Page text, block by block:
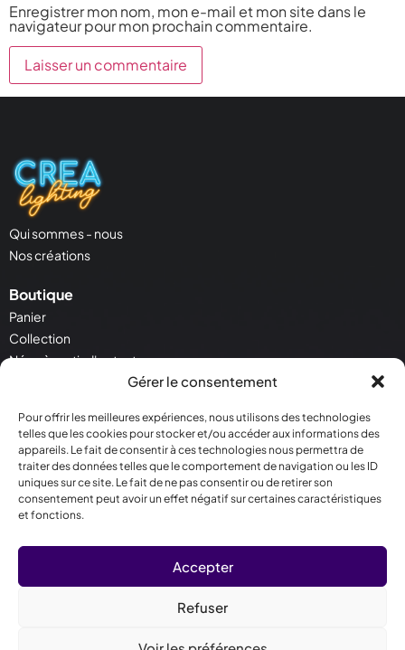
Gérer le consentement
Pour offrir les meilleures expériences, nous utilisons des technologies
telles que les cookies pour stocker et/ou accéder aux informations des
appareils. Le fait de consentir à ces technologies nous permettra de
traiter des données telles que le comportement de navigation ou les ID
uniques sur ce site. Le fait de ne pas consentir ou de retirer son
consentement peut avoir un effet négatif sur certaines caractéristiques
et fonctions.
Accepter
Refuser
Enregistrer mon nom, mon e-mail et mon site dans le
navigateur pour mon prochain commentaire.
Qui sommes - nous
Nos créations
Boutique
Panier
Collection
Néon à partir d'un texte
Néon à partir d'une image
Service Client
Contactez - nous
Conditions générales de vente
Politique de cookies
Contact
30 Rue Salneuve 75017 Paris
contact@crealighting.com